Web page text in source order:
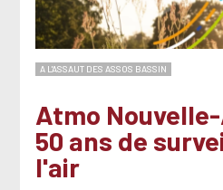
A L'ASSAUT DES ASSOS BASSIN
Atmo
50 ans de
l'air